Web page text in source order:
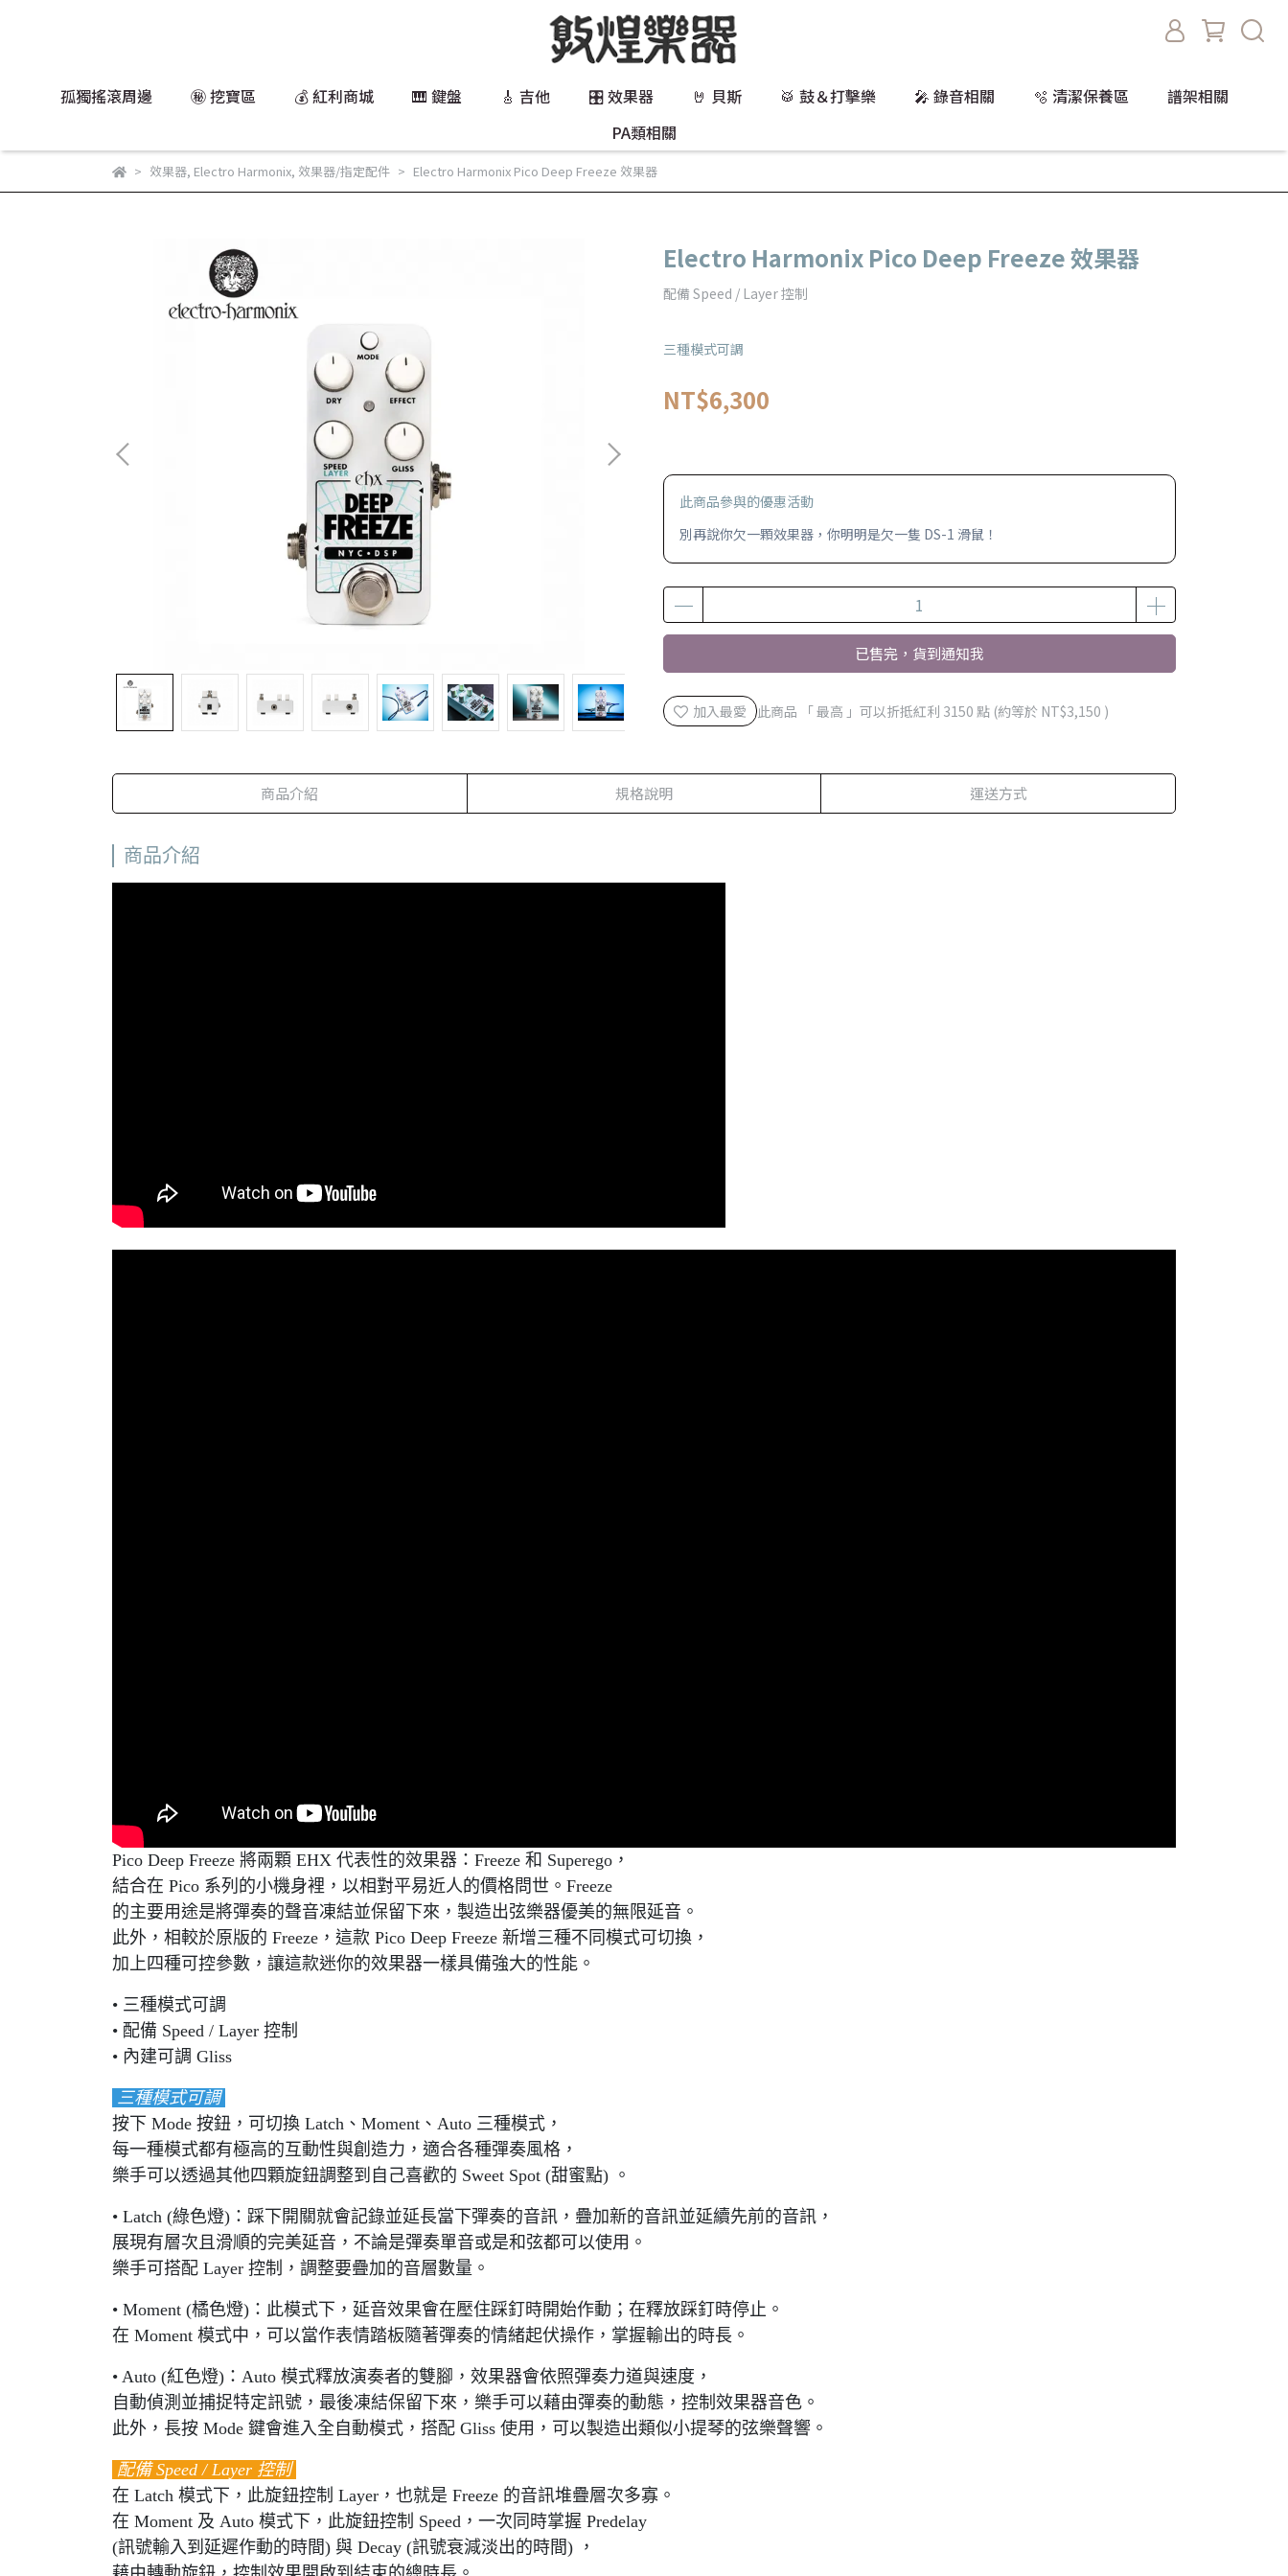
孤獨搖滾周邊 ㊙️ 挖寶區 💰 紅利商城 🎹 鍵盤 🎸 吉他 🎛️ 效果器 🤘 貝斯 🥁 鼓＆打擊樂 🎤 錄音相關 🫧 清潔保養區
譜架相關
PA類相關
效果器, Electro Harmonix, 效果器/指定配件 Electro Harmonix Pico Deep Freeze 效果器
Electro Harmonix Pico Deep Freeze 效果器
配備 Speed / Layer 控制
三種模式可調
NT$6,300
此商品參與的優惠活動
別再說你欠一顆效果器，你明明是欠一隻 DS-1 滑鼠！
已售完，貨到通知我
加入最愛 此商品 「 最高 」可以折抵紅利 3150 點 (約等於 NT$3,150 )
商品介紹 規格說明 運送方式
商品介紹
Pico Deep Freeze 將兩顆 EHX 代表性的效果器：Freeze 和 Superego，
結合在 Pico 系列的小機身裡，以相對平易近人的價格問世。Freeze
的主要用途是將彈奏的聲音凍結並保留下來，製造出弦樂器優美的無限延音。
此外，相較於原版的 Freeze，這款 Pico Deep Freeze 新增三種不同模式可切換，
加上四種可控參數，讓這款迷你的效果器一樣具備強大的性能。
• 三種模式可調
• 配備 Speed / Layer 控制
• 內建可調 Gliss
三種模式可調
按下 Mode 按鈕，可切換 Latch、Moment、Auto 三種模式，
每一種模式都有極高的互動性與創造力，適合各種彈奏風格，
樂手可以透過其他四顆旋鈕調整到自己喜歡的 Sweet Spot (甜蜜點) 。
• Latch (綠色燈)：踩下開關就會記錄並延長當下彈奏的音訊，疊加新的音訊並延續先前的音訊，
展現有層次且滑順的完美延音，不論是彈奏單音或是和弦都可以使用。
樂手可搭配 Layer 控制，調整要疊加的音層數量。
• Moment (橘色燈)：此模式下，延音效果會在壓住踩釘時開始作動；在釋放踩釘時停止。
在 Moment 模式中，可以當作表情踏板隨著彈奏的情緒起伏操作，掌握輸出的時長。
• Auto (紅色燈)：Auto 模式釋放演奏者的雙腳，效果器會依照彈奏力道與速度，
自動偵測並捕捉特定訊號，最後凍結保留下來，樂手可以藉由彈奏的動態，控制效果器音色。
此外，長按 Mode 鍵會進入全自動模式，搭配 Gliss 使用，可以製造出類似小提琴的弦樂聲響。
配備 Speed / Layer 控制
在 Latch 模式下，此旋鈕控制 Layer，也就是 Freeze 的音訊堆疊層次多寡。
在 Moment 及 Auto 模式下，此旋鈕控制 Speed，一次同時掌握 Predelay
(訊號輸入到延遲作動的時間) 與 Decay (訊號衰減淡出的時間) ，